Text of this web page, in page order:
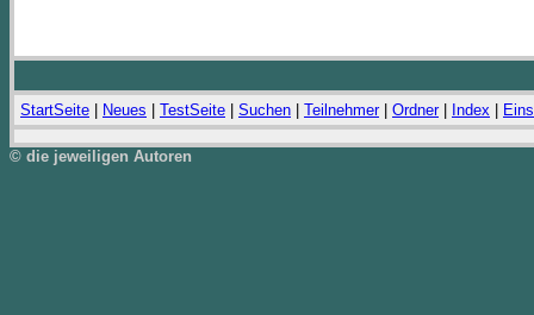
StartSeite Neues TestSeite Suchen Teilnehmer| Ordner| Index
© die jeweiligen Autoren